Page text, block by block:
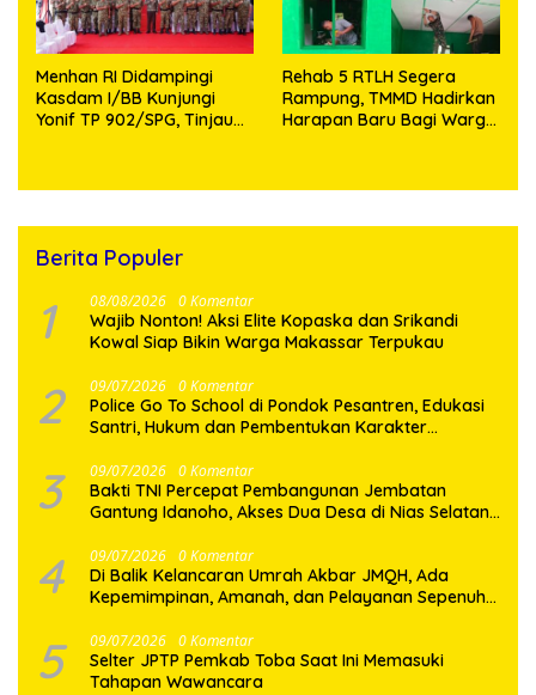
Menhan RI Didampingi
Kasdam I/BB Kunjungi
Yonif TP 902/SPG, Tinjau
Rehab 5 RTLH Segera
Rampung, TMMD Hadirkan
Harapan Baru Bagi Warga
Berita Populer
1 08/08/2026 0 Komentar
Wajib Nonton! Aksi Elite Kopaska dan Srikandi
Kowal Siap Bikin Warga Makassar Terpukau
2 09/07/2026 0 Komentar
Police Go To School di Pondok Pesantren, Edukasi
Santri, Hukum dan Pembentukan Karakter
3 09/07/2026 0 Komentar
Bakti TNI Percepat Pembangunan Jembatan
Gantung Idanoho, Akses Dua Desa di Nias Selatan
4 09/07/2026 0 Komentar
Di Balik Kelancaran Umrah Akbar JMQH, Ada
Kepemimpinan, Amanah, dan Pelayanan Sepenuh
5 09/07/2026 0 Komentar
Selter JPTP Pemkab Toba Saat Ini Memasuki
Tahapan Wawancara